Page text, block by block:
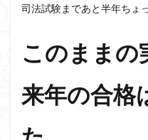
司法試験まであと半年ちょっ
このままの
来年の合格